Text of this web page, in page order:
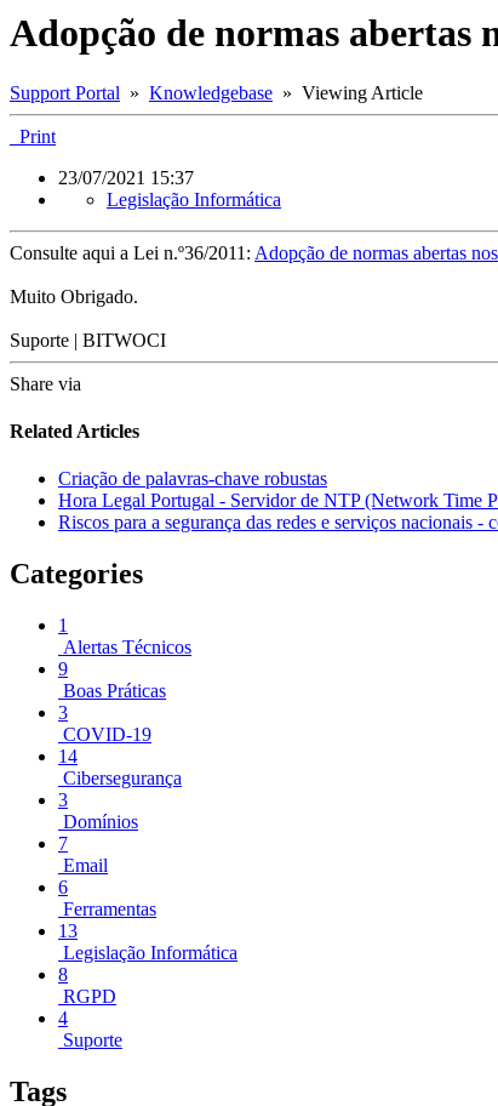
Adopção de normas abertas
Support Portal » Knowledgebase » Viewing Article
Print
23/07/2021 15:37
Legislação Informática
Consulte aqui a Lei n.º36/2011: Adopção de normas abertas
Muito Obrigado.
Suporte | BITWOCI
Share via
Related Articles
Criação de palavras-chave robustas
Hora Legal Portugal - Servidor de NTP (Network Time
Riscos para a segurança das redes e serviços nacionais -
Categories
1
Alertas Técnicos
9
Boas Práticas
3
COVID-19
14
Cibersegurança
3
Domínios
7
Email
6
Ferramentas
13
Legislação Informática
8
RGPD
4
Suporte
Tags